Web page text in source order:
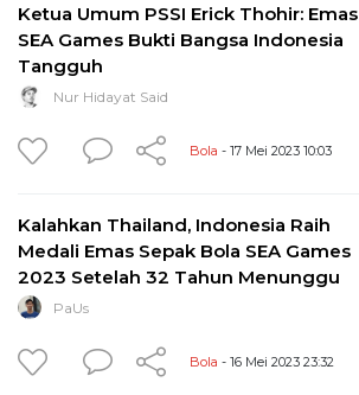
Ketua Umum PSSI Erick Thohir: Emas
SEA Games Bukti Bangsa Indonesia
Tangguh
Nur Hidayat Said
Bola - 17 Mei 2023 10:03
Kalahkan Thailand, Indonesia Raih
Medali Emas Sepak Bola SEA Games
2023 Setelah 32 Tahun Menunggu
PaUs
Bola - 16 Mei 2023 23:32